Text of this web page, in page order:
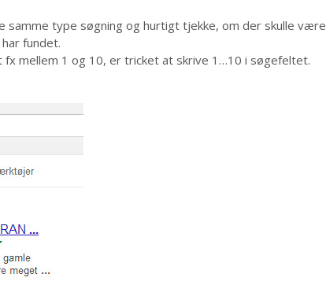
samme type søgning og hurtigt tjekke, om der skulle være
fundet.
fx mellem 1 og 10, er tricket at skrive 1…10 i søgefeltet.